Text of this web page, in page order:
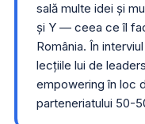
sală multe idei și
și Y — ceea ce îl
România. În
lecțiile lui de
empowering în loc
parteneriatului 50-